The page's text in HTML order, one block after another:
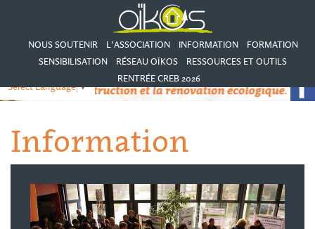
NOUS SOUTENIR L’ASSOCIATION INFORMATION
FORMATION
SENSIBILISATION
RÉSEAU OÏKOS
RESSOURCES ET OUTILS
RENTRÉE CREB 2026
Select Language▼
Information